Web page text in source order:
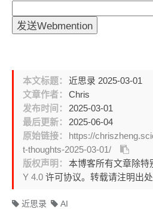
本文标题：
近思录 2025-03-01
文章作者：
Chris
发布时间：
2025-03-01
最后更新：
2025-06-04
原始链接：
https://
t-thoughts-2025-03-01/
版权声明：
本博客所有文章除
Y 4.0许可协议。转载请注明出处
近思录 AI